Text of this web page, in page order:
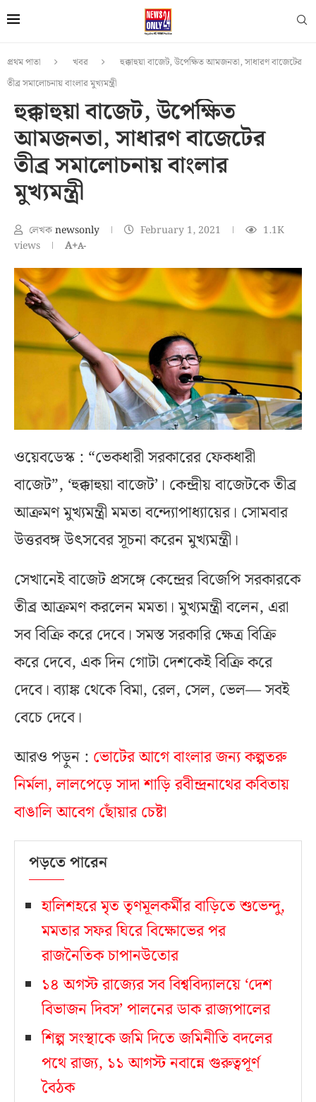
প্রথম পাতা খবর
হুক্কাহুয়া বাজেট, উপেক্ষিত আমজনতা, সাধারণ বাজেটের
তীব্র সমালোচনায় বাংলার মুখ্যমন্ত্রী
হুক্কাহুয়া বাজেট, উপেক্ষিত
আমজনতা, সাধারণ বাজেটের
তীব্র সমালোচনায় বাংলার
মুখ্যমন্ত্রী
লেখকnewsonly February 1, 2021
1.1K
views
A+A-
ওয়েবডেস্ক : “ভেকধারী সরকারের ফেকধারী
বাজেট”, ‘হুক্কাহুয়া বাজেট’। কেন্দ্রীয় বাজেটকে তীব্র
আক্রমণ মুখ্যমন্ত্রী মমতা বন্দ্যোপাধ্যায়ের। সোমবার
উত্তরবঙ্গ উৎসবের সূচনা করেন মুখ্যমন্ত্রী।
সেখানেই বাজেট প্রসঙ্গে কেন্দ্রের বিজেপি সরকারকে
তীব্র আক্রমণ করলেন মমতা। মুখ্যমন্ত্রী বলেন, এরা
সব বিক্রি করে দেবে। সমস্ত সরকারি ক্ষেত্র বিক্রি
করে দেবে, এক দিন গোটা দেশকেই বিক্রি করে
দেবে। ব্যাঙ্ক থেকে বিমা, রেল, সেল, ভেল— সবই
বেচে দেবে।
আরও পড়ুন : ভোটের আগে বাংলার জন্য কল্পতরু
নির্মলা, লালপেড়ে সাদা শাড়ি রবীন্দ্রনাথের কবিতায়
বাঙালি আবেগ ছোঁয়ার চেষ্টা
পড়তে পারেন
হালিশহরে মৃত তৃণমূলকর্মীর বাড়িতে শুভেন্দু,
মমতার সফর ঘিরে বিক্ষোভের পর
রাজনৈতিক চাপানউতোর
১৪ অগস্ট রাজ্যের সব বিশ্ববিদ্যালয়ে ‘দেশ
বিভাজন দিবস’ পালনের ডাক রাজ্যপালের
শিল্প সংস্থাকে জমি দিতে জমিনীতি বদলের
পথে রাজ্য, ১১ আগস্ট নবান্নে গুরুত্বপূর্ণ
বৈঠক